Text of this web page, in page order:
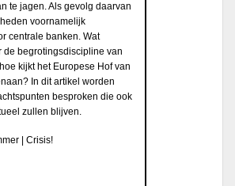
te jagen. Als gevolg daarvan
voornamelijk
centrale banken. Wat
de begrotingsdiscipline van
kijkt het Europese Hof van
In dit artikel worden
besproken die ook
zullen blijven.
| Crisis!